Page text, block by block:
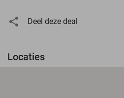
Deel deze deal
Locaties